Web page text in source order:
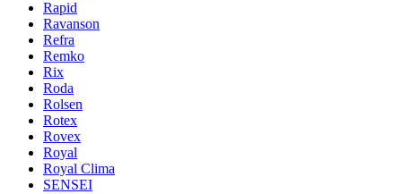
Rapid
Ravanson
Refra
Remko
Rix
Roda
Rolsen
Rotex
Rovex
Royal
Royal Clima
SENSEI